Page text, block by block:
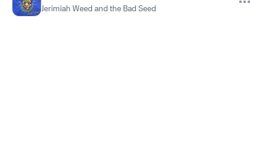
Jerimiah Weed and the Bad Seed